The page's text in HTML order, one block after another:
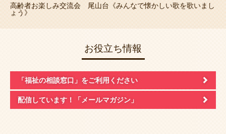
高齢者お楽しみ交流会 尾山台《みんなで懐かしい歌を歌いまし
ょう》
お役立ち情報
「福祉の相談窓口」 をご利用ください
配信しています！ 「メールマガジン」